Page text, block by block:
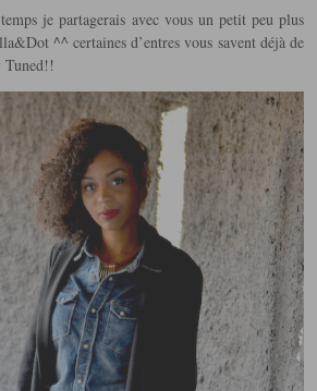
je partagerais avec vous un petit peu plus
^^ certaines d’entres vous savent déjà de